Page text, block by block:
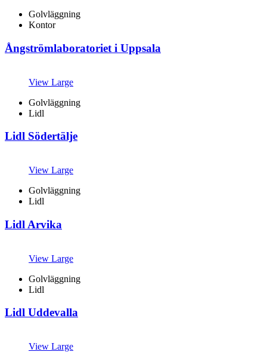
Golvläggning
Kontor
Ångströmlaboratoriet i Uppsala
View Large
Golvläggning
Lidl
Lidl Södertälje
View Large
Golvläggning
Lidl
Lidl Arvika
View Large
Golvläggning
Lidl
Lidl Uddevalla
View Large